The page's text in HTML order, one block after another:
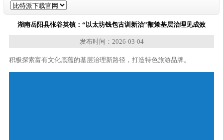
湖南岳阳县张谷英镇：“以太坊钱包古训新治”鞭策基层治理见成效
发布时间：2026-03-04
积极探索富有文化底蕴的基层治理新路径，打造特色旅游品牌。